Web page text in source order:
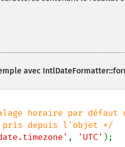
avec
horaire par
, 'UTC' );